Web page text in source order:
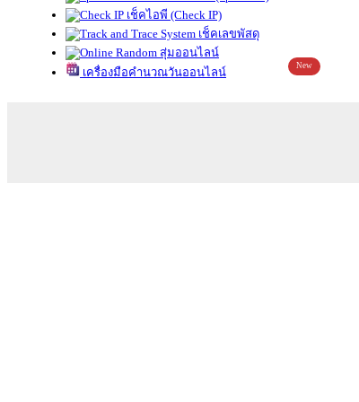
เช็คไอพี (Check IP)
เช็คเลขพัสดุ
สุ่มออนไลน์
เครื่องมือคำนวณวันออนไลน์
New